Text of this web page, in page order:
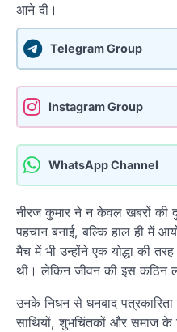
आने दी।
Telegram Group
Instagram Group
WhatsApp Channel
नीरज कुमार ने न केवल खबरों की
पहचान बनाई, बल्कि हाल ही में
मैच में भी उन्होंने एक योद्धा की
थी। लेकिन जीवन की इस कठिन
उनके निधन से धनबाद
साथियों, शुभचिंतकों और समाज के